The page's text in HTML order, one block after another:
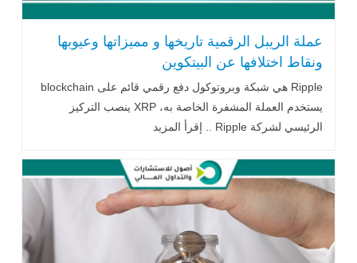
عملة الريبل الرقمية تاريخها و مميزاتها وعيوبها
ونقاط اختلافها عن البيتكوين
Ripple هي شبكة وبروتوكول دفع رقمي قائم على blockchain
يستخدم العملة المشفرة الخاصة به، XRP ينصب التركيز
الرئيسي لشركة Ripple .. إقرأ المزيد